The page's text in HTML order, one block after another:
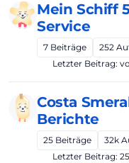
Mein Schiff
Service
7 Beiträge 252
Letzter Beitrag:
Costa
Berichte
25 Beiträge 32k
Letzter Beitrag: